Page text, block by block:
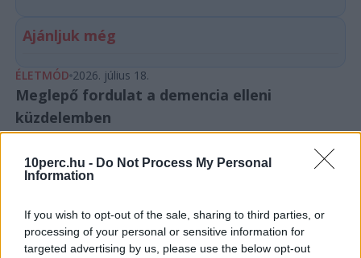
10perc.hu - Do Not Process My Personal
Information
If you wish to opt-out of the sale, sharing to third parties, or
processing of your personal or sensitive information for
targeted advertising by us, please use the below opt-out
Ajánljuk még
ÉLETMÓD 2026. július 18.
Meglepő fordulat a demencia elleni
küzdelemben